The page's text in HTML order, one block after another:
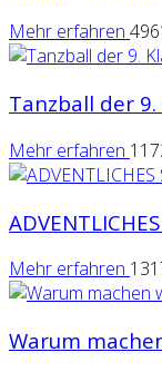
Mehr erfahren
Tanzball der 9.
Mehr erfahren
Mehr erfahren
Warum